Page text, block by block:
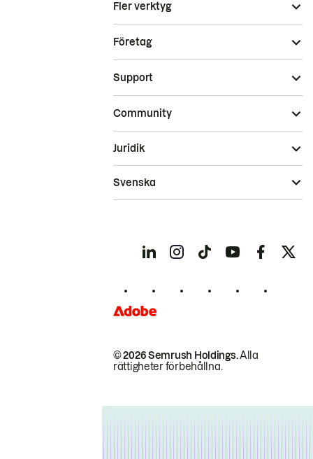
Fler verktyg
Företag
Support
Community
© 2026 Semrush Holdings.Alla
rättigheter förbehållna.
Juridik
Svenska